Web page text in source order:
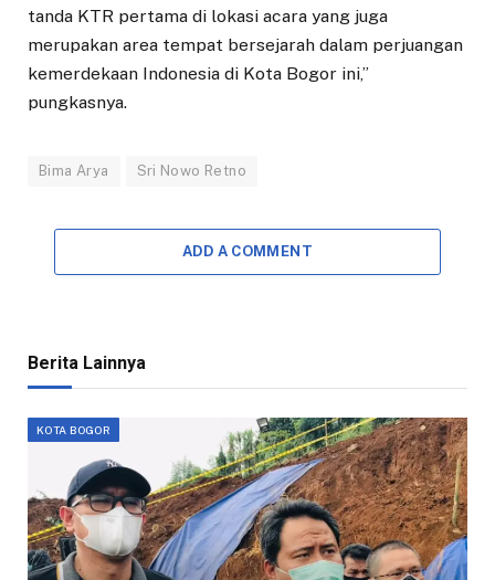
tanda KTR pertama di lokasi acara yang juga
merupakan area tempat bersejarah dalam perjuangan
kemerdekaan Indonesia di Kota Bogor ini,”
pungkasnya.
Bima Arya Sri Nowo Retno
ADD A COMMENT
Berita Lainnya
KOTA BOGOR